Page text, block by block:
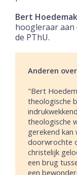
Bert
hoogleraar aan
de PThU.
Anderen over
"Bert
theologische
theologische
gerekend kan
doorwrochte
christelijk
een brug
een